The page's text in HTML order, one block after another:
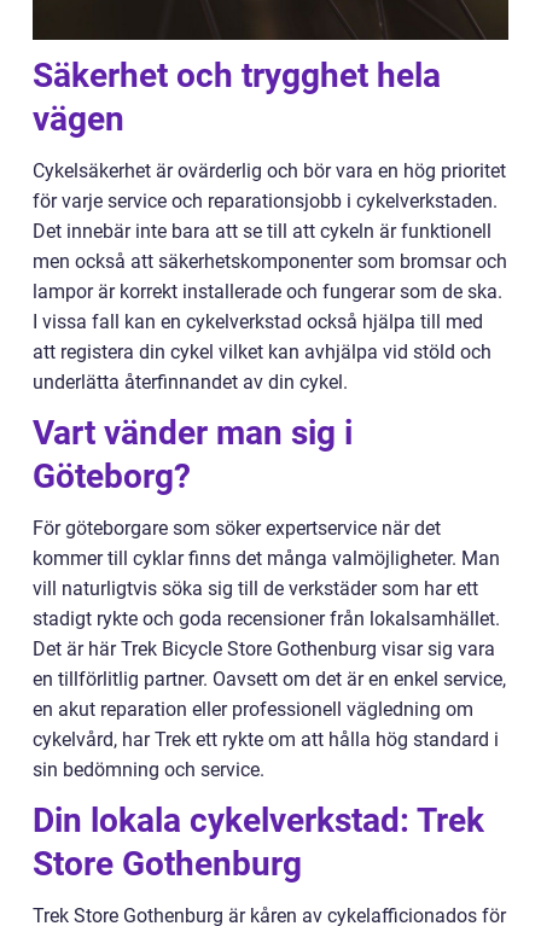
Säkerhet och trygghet hela
vägen
Cykelsäkerhet är ovärderlig och bör vara en hög prioritet
för varje service och reparationsjobb i cykelverkstaden.
Det innebär inte bara att se till att cykeln är funktionell
men också att säkerhetskomponenter som bromsar och
lampor är korrekt installerade och fungerar som de ska.
I vissa fall kan en cykelverkstad också hjälpa till med
att registera din cykel vilket kan avhjälpa vid stöld och
underlätta återfinnandet av din cykel.
Vart vänder man sig i
Göteborg?
För göteborgare som söker expertservice när det
kommer till cyklar finns det många valmöjligheter. Man
vill naturligtvis söka sig till de verkstäder som har ett
stadigt rykte och goda recensioner från lokalsamhället.
Det är här Trek Bicycle Store Gothenburg visar sig vara
en tillförlitlig partner. Oavsett om det är en enkel service,
en akut reparation eller professionell vägledning om
cykelvård, har Trek ett rykte om att hålla hög standard i
sin bedömning och service.
Din lokala cykelverkstad: Trek
Store Gothenburg
Trek Store Gothenburg är kåren av cykelafficionados för